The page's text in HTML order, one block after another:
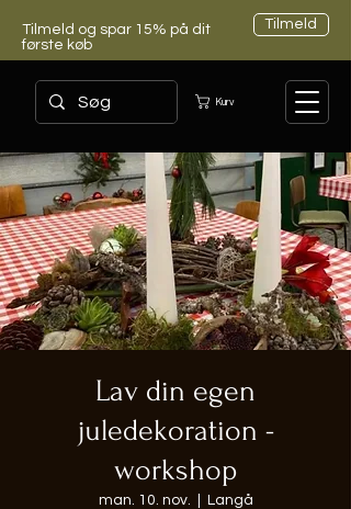
Tilmeld og spar 15% på dit
første køb
Tilmeld
Kurv
Lav din egen
juledekoration -
workshop
man. 10. nov. Langå